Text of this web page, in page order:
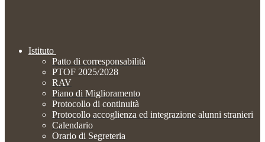
Istituto
Patto di corresponsabilità
PTOF 2025/2028
RAV
Piano di Miglioramento
Protocollo di continuità
Protocollo accoglienza ed integrazione alunni stranieri
Calendario
Orario di Segreteria